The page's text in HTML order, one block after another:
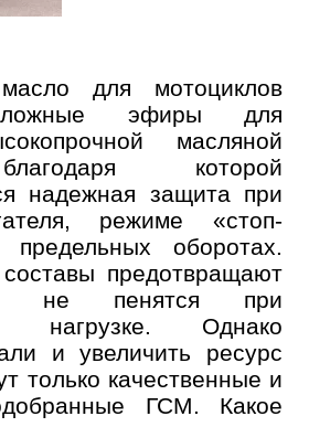
для мотоциклов
эфиры для
масляной
которой
надежная защита при
режиме «стоп-
оборотах.
предотвращают
не пенятся при
нагрузке. Однако
и увеличить ресурс
только качественные и
ГСМ. Какое